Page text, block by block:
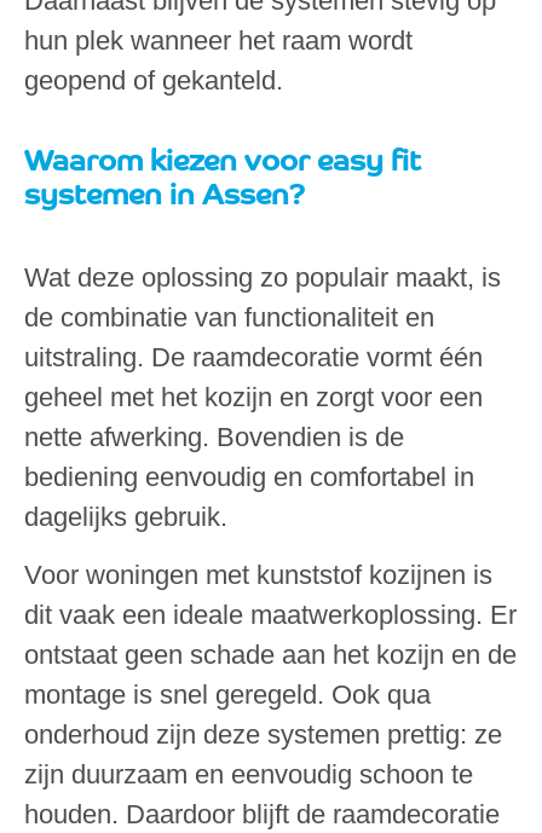
hun plek wanneer het raam wordt
geopend of gekanteld.
Waarom kiezen voor easy fit
systemen in Assen?
Wat deze oplossing zo populair maakt, is
de combinatie van functionaliteit en
uitstraling. De raamdecoratie vormt één
geheel met het kozijn en zorgt voor een
nette afwerking. Bovendien is de
bediening eenvoudig en comfortabel in
dagelijks gebruik.
Voor woningen met kunststof kozijnen is
dit vaak een ideale maatwerkoplossing. Er
ontstaat geen schade aan het kozijn en de
montage is snel geregeld. Ook qua
onderhoud zijn deze systemen prettig: ze
zijn duurzaam en eenvoudig schoon te
houden. Daardoor blijft de raamdecoratie